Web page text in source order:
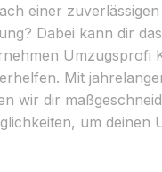
einer zuverlässigen
Dabei kann dir
Umzugsprofi
Mit
wir dir
um deinen